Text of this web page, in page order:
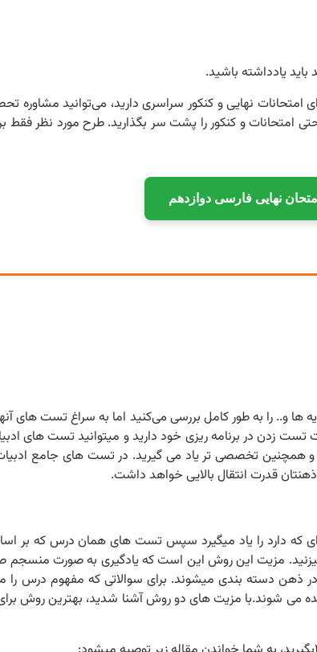
یادداشته باشید.
امتحانات نهایی و کنکور سراسری دارید، می‌توانید
امتحانات و کنکور را پشت سر بگذارید. طرح مورد نظر فقط
نهایی فارسی دوازدهم
ها و.. را به طور کامل بررسی می‌کنید اما به سراغ تست های
زدن در برنامه ریزی خود دارید و میتوانید تست های
تخصصی تر یاد می گیرید. در تست های جامع
قدرت انتقال بالایی خواهد داشت.
ای که دارد را یاد میگیرد سپس تست های همان درس که
میزنید. مزیت این روش این است که یادگیری به صورت
ذهن دسته بندی میشوند. برای سوالاتی که مفهوم درس را
می شوند.با مزیت های دو روش آشنا شدید، بهترین روش